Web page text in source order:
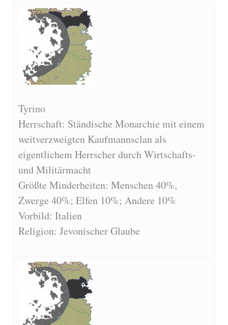
Tyrino
Herrschaft: Ständische Monarchie mit einem
weitverzweigten Kaufmannsclan als
eigentlichem Herrscher durch Wirtschafts-
und Militärmacht
Größte Minderheiten: Menschen 40%,
Zwerge 40%; Elfen 10%; Andere 10%
Vorbild: Italien
Religion: Jevonischer Glaube